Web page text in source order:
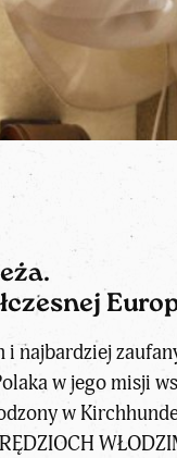
najbardziej
w jego misji
w